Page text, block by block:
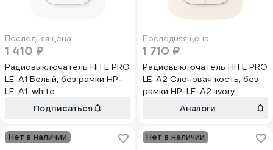
Последняя цена
1 410 ₽
Радиовыключатель HiTE PRO
LE-A1 Белый, без рамки HP-
LE-A1-white
Подписаться
Последняя цена
1 710 ₽
Радиовыключатель HiTE PRO
LE-A2 Слоновая кость, без
рамки HP-LE-A2-ivory
Аналоги
Нет в наличии Нет в наличии